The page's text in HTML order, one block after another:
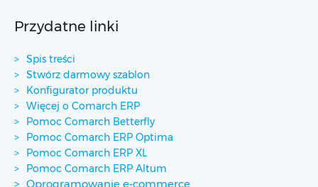
Przydatne linki
Spis treści
Stwórz darmowy szablon
Konfigurator produktu
Więcej o Comarch ERP
Pomoc Comarch Betterfly
Pomoc Comarch ERP Optima
Pomoc Comarch ERP XL
Pomoc Comarch ERP Altum
Oprogramowanie e-commerce